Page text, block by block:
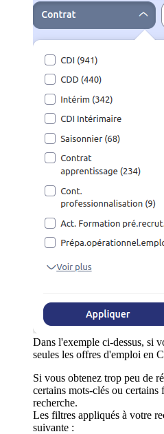
Dans l'exemple ci-dessus, si
seules les offres d'emploi en
Si vous obtenez trop peu de
certains mots-clés ou
recherche.
Les filtres appliqués à votre
suivante :